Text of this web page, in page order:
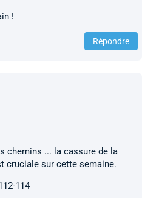
!
Répondre
chemins ... la cassure de la
cruciale sur cette semaine.
114